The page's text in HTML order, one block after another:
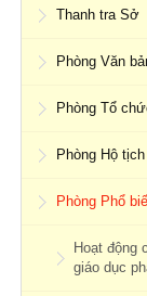
Thanh tra Sở
Phòng Văn
Phòng Tổ
Phòng Hộ
Phòng Phổ
Hoạt động
giáo dục